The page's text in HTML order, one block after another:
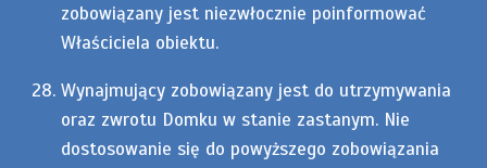
zobowiązany jest niezwłocznie poinformować
Właściciela obiektu.
Wynajmujący zobowiązany jest do utrzymywania
oraz zwrotu Domku w stanie zastanym. Nie
dostosowanie się do powyższego zobowiązania